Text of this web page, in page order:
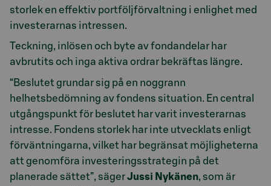
storlek en effektiv portföljförvaltning i enlighet med
investerarnas intressen.
Teckning, inlösen och byte av fondandelar har
avbrutits och inga aktiva ordrar bekräftas längre.
“Beslutet grundar sig på en noggrann
helhetsbedömning av fondens situation. En central
utgångspunkt för beslutet har varit investerarnas
intresse. Fondens storlek har inte utvecklats enligt
förväntningarna, vilket har begränsat möjligheterna
att genomföra investeringsstrategin på det
planerade sättet”, sägerJussi Nykänen, som är